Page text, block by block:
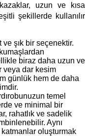
uzun ve kısa
şekillerde kullanılır
şık bir seçenektir.
biraz daha uzun ve
veya dar kesim
günlük hem de daha
temel
ve minimal bir
rahatlık ve sadelik
Aynı
oluşturmak